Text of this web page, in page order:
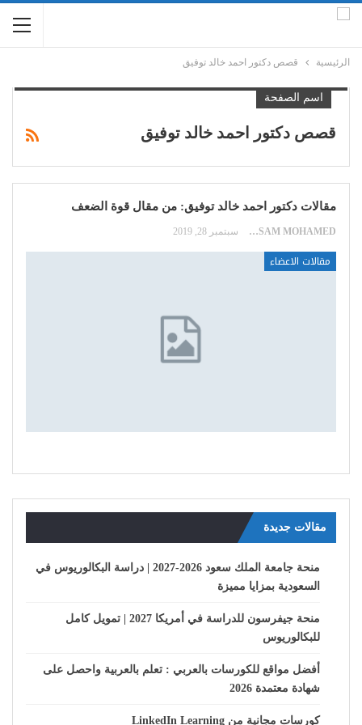
الرئيسية قصص دكتور احمد خالد توفيق
اسم الصفحة
قصص دكتور احمد خالد توفيق
مقالات دكتور احمد خالد توفيق: من مقال قوة الضعف
HOSSAM MOHAMED سبتمبر 28, 2019
مقالات الاعضاء
مقالات جديدة
منحة جامعة الملك سعود 2026-2027 | دراسة البكالوريوس في
السعودية بمزايا مميزة
منحة جيفرسون للدراسة في أمريكا 2027 | تمويل كامل
للبكالوريوس
أفضل مواقع للكورسات بالعربي : تعلم بالعربية واحصل على
شهادة معتمدة 2026
كورسات مجانية من LinkedIn Learning